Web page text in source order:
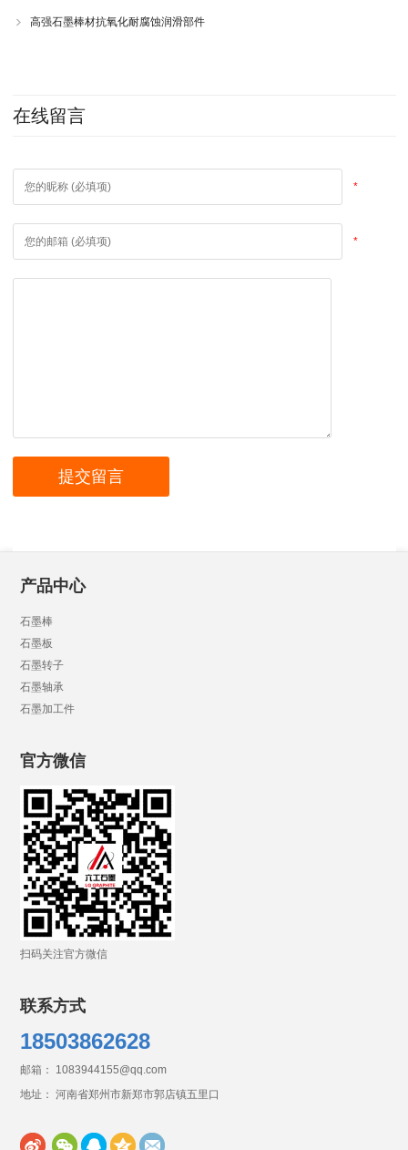
高强石墨棒材抗氧化耐腐蚀润滑部件
在线留言
*
*
产品中心
石墨棒
石墨板
石墨转子
石墨轴承
石墨加工件
官方微信
扫码关注官方微信
联系方式
18503862628
邮箱： 1083944155@qq.com
地址： 河南省郑州市新郑市郭店镇五里口